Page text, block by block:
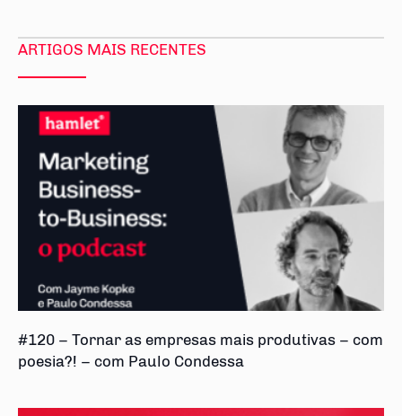
ARTIGOS MAIS RECENTES
#120 – Tornar as empresas mais produtivas – com
poesia?! – com Paulo Condessa